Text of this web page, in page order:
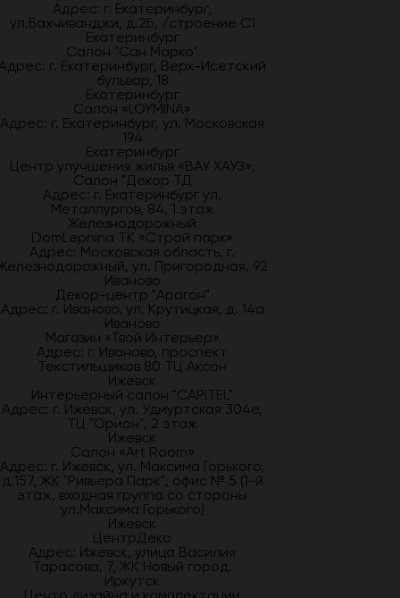
Адрес: г. Екатеринбург,
ул.Бахчиванджи, д.2Б, /строение С1
Екатеринбург
Салон "Сан Марко"
г. Екатеринбург, Верх-Исетский
бульвар, 18
Екатеринбург
Салон «LOYMINA»
Адрес: г. Екатеринбург, ул. Московская
194
Екатеринбург
Центр улучшения жилья «ВАУ ХАУЗ»,
Салон "Декор ТД
Адрес: г. Екатеринбург ул.
Металлургов, 84, 1 этаж
Железнодорожный
DomLepnina ТК «Строй парк»
Адрес: Московская область, г.
ул. Пригородная, 92
Иваново
Декор-центр "Арагон"
Адрес: г. Иваново, ул. Крутицкая, д. 14а
Иваново
Магазин «Твой Интерьер»
Адрес: г. Иваново, проспект
Текстильщиков 80 ТЦ Аксон
Ижевск
Интерьерный салон "CAPITEL"
Адрес: г. Ижевск, ул. Удмуртская 304е,
ТЦ "Орион", 2 этаж
Ижевск
Салон «Art Room»
Адрес: г. Ижевск, ул. Максима Горького,
д.157, ЖК "Ривьера Парк", офис № 5 (1-й
этаж, входная группа со стороны
ул.Максима Горького)
Ижевск
ЦентрДеко
Адрес: Ижевск, улица Василия
Тарасова, 7, ЖК Новый город.
Иркутск